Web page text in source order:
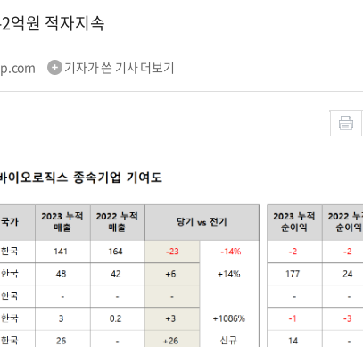
억원 적자지속
기자가 쓴 기사 더보기